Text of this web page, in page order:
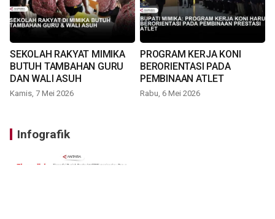
SEKOLAH RAKYAT MIMIKA
BUTUH TAMBAHAN GURU
DAN WALI ASUH
Kamis, 7 Mei 2026
PROGRAM KERJA KONI
BERORIENTASI PADA
PEMBINAAN ATLET
Rabu, 6 Mei 2026
Infografik